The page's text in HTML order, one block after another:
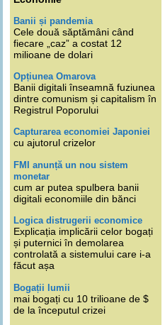
Banii și pandemia
Cele două săptămâni când
fiecare „caz” a costat 12
milioane de dolari
Opțiunea Omarova
Banii digitali înseamnă fuziunea
dintre comunism și capitalism în
Registrul Poporului
Capturarea economiei Japoniei
cu ajutorul crizelor
FMI anunță un nou sistem
monetar
cum ar putea spulbera banii
digitali economiile din bănci
Logica distrugerii economice
Explicația implicării celor bogați
și puternici în demolarea
controlată a sistemului care i-a
făcut așa
Bogații lumii
mai bogați cu 10 trilioane de $
de la începutul crizei